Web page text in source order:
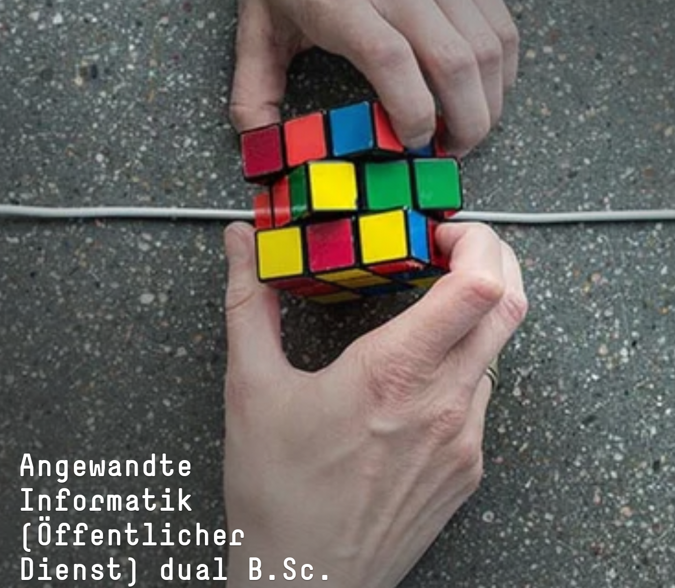
An­ge­wand­te
Informatik
(Öffentlicher
Dienst) dual B.Sc.